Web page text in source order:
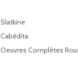
Slatkine
Cabédita
Oeuvres Complètes